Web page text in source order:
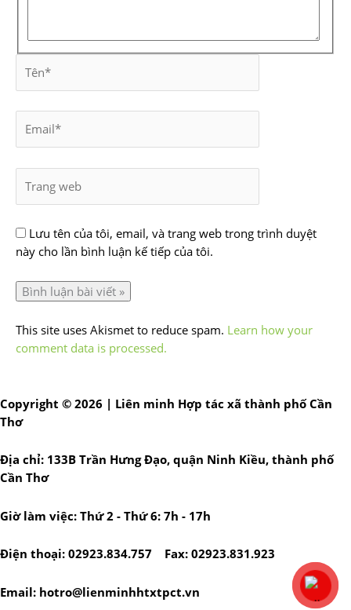
Lưu tên của tôi, email, và trang web trong trình duyệt
này cho lần bình luận kế tiếp của tôi.
This site uses Akismet to reduce spam. Learn how your
comment data is processed.
Copyright © 2026 | Liên minh Hợp tác xã thành phố Cần
Thơ
Địa chỉ: 133B Trần Hưng Đạo, quận Ninh Kiều, thành phố
Cần Thơ
Giờ làm việc: Thứ 2 - Thứ 6: 7h - 17h
Điện thoại: 02923.834.757 Fax: 02923.831.923
Email: hotro@lienminhhtxtpct.vn